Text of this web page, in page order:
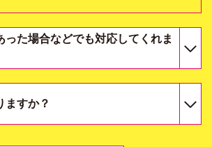
った場合などでも対応してくれま
ますか？